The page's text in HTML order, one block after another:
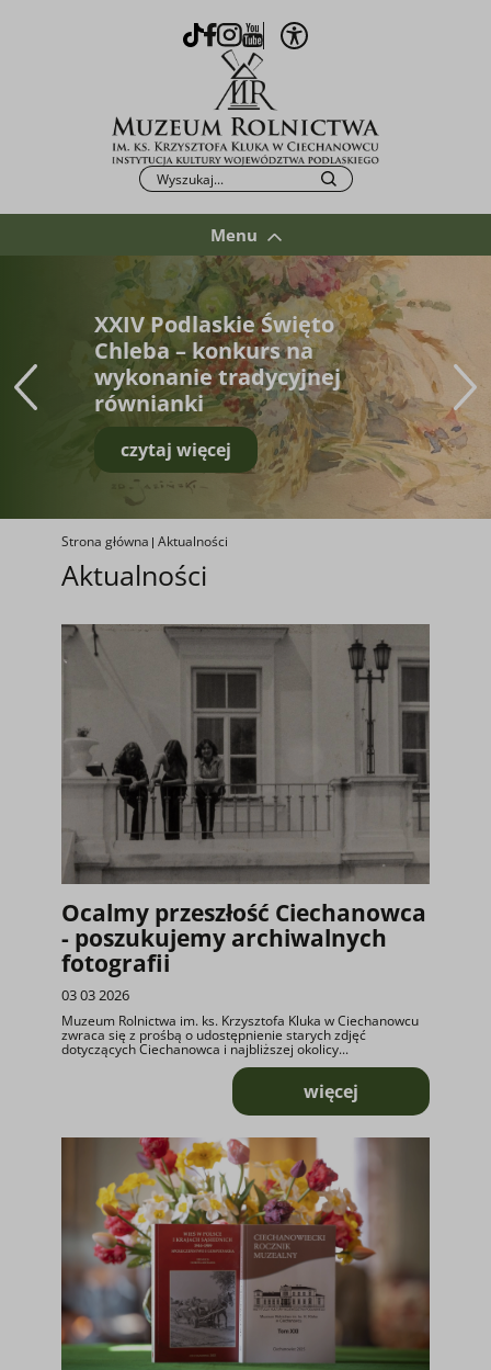
TikTok
Facebook
Instagram
YoutubeOtwórz opcje WCAG
Po kliknięciu przycisku fraza zostanie
Szukaj
Menu
XXIV Podlaskie Święto
Chleba – konkurs na
wykonanie tradycyjnej
równianki
czytaj więcej
Strona główna Aktualności
Aktualności
Ocalmy przeszłość Ciechanowca
- poszukujemy archiwalnych
fotografii
03 03 2026
Muzeum Rolnictwa im. ks. Krzysztofa Kluka w Ciechanowcu
zwraca się z prośbą o udostępnienie starych zdjęć
dotyczących Ciechanowca i najbliższej okolicy...
więcejo Ocalmy